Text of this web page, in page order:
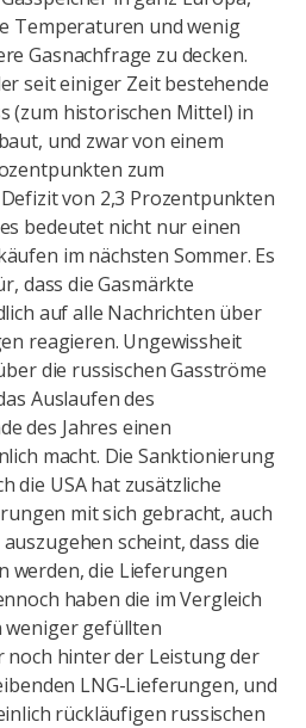
Temperaturen und wenig
Gasnachfrage zu decken.
seit einiger Zeit bestehende
(zum historischen Mittel) in
und zwar von einem
zum
von 2,3 Prozentpunkten
bedeutet nicht nur einen
im nächsten Sommer. Es
dass die Gasmärkte
auf alle Nachrichten über
reagieren. Ungewissheit
die russischen Gasströme
Auslaufen des
des Jahres einen
macht. Die Sanktionierung
die USA hat zusätzliche
mit sich gebracht, auch
scheint, dass die
werden, die Lieferungen
haben die im Vergleich
weniger gefüllten
noch hinter der Leistung der
LNG-Lieferungen, und
rückläufigen russischen